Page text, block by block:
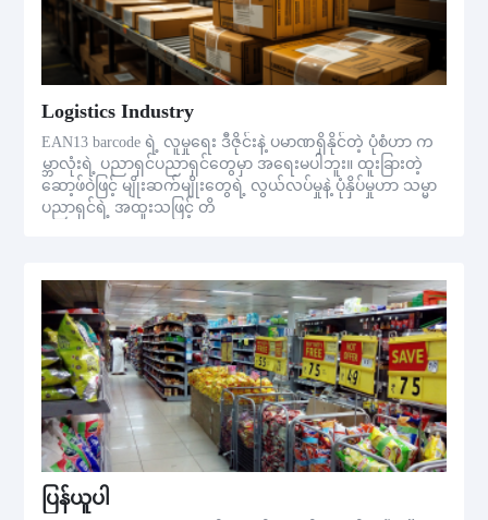
Logistics Industry
EAN13 barcode ရဲ့ လူမှုရေး ဒီဇိုင်းနဲ့ ပမာဏရှိနိုင်တဲ့ ပုံစံဟာ က
မ္ဘာလုံးရဲ့ ပညာရှင်ပညာရှင်တွေမှာ အရေးမပါဘူး။ ထူးခြားတဲ့
ဆော့ဖ်ဝဲဖြင့် မျိုးဆက်မျိုးတွေရဲ့ လွယ်လပ်မှုနဲ့ ပုံနှိပ်မှုဟာ သမ္မာ
ပညာရှင်ရဲ့ အထူးသဖြင့် တိ
ပြန်ယူပါ